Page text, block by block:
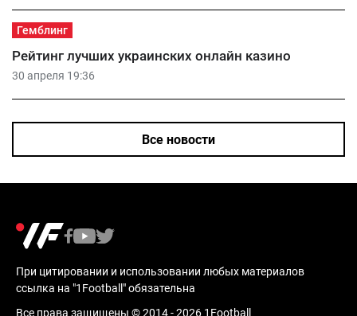
Гемблинг
30 апреля 19:36
Рейтинг лучших украинских онлайн казино
Все новости
При цитировании и использовании любых материалов
ссылка на "1Football" обязательна
Все права защищены © 2014 - 2026 1Football